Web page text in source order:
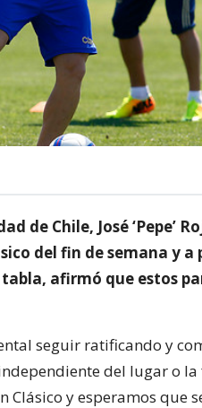
de Chile, José ‘Pepe’
del fin de semana y a
afirmó que estos
seguir ratificando y
del lugar o
Clásico y esperamos que